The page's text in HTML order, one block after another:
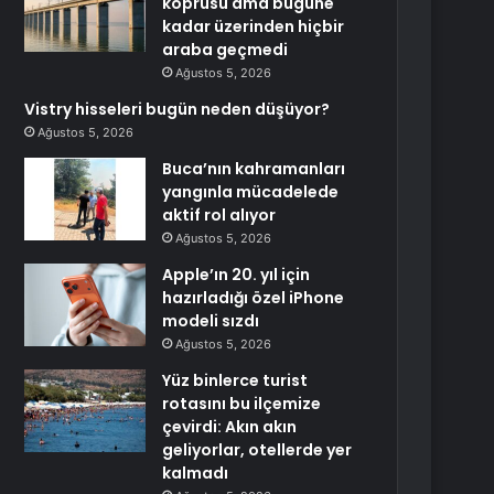
kadar üzerinden hiçbir
araba geçmedi
Ağustos 5, 2026
Vistry hisseleri bugün neden düşüyor?
Ağustos 5, 2026
Buca’nın kahramanları
yangınla mücadelede
aktif rol alıyor
Ağustos 5, 2026
Apple’ın 20. yıl için
hazırladığı özel iPhone
modeli sızdı
Ağustos 5, 2026
Yüz binlerce turist
rotasını bu ilçemize
çevirdi: Akın akın
geliyorlar, otellerde yer
kalmadı